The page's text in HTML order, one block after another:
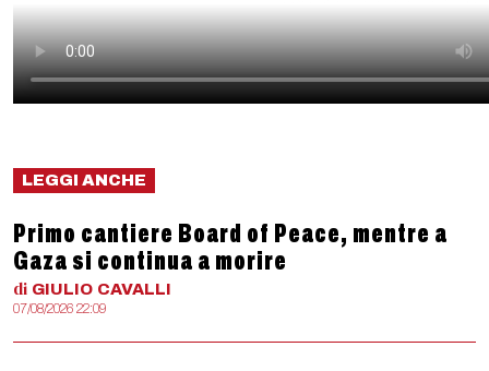
LEGGI ANCHE
Primo cantiere Board of Peace, mentre a
Gaza si continua a morire
di GIULIO CAVALLI
07/08/2026 22:09